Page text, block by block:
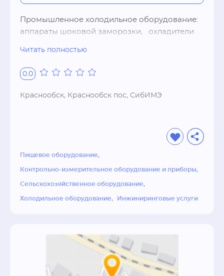
Промышленное холодильное оборудование:
аппараты шоковой заморозки,   охладители
воздухоохладители,   пластинчатые
теплообменники,   расходные материалы и т.
п. Проектирование,   производство,   продажа,
Читать полностью
0.0
Краснообск, Краснообск пос, СибИМЭ
Пищевое оборудование
Контрольно-измерительное оборудование и приборы
Сельскохозяйственное оборудование
Холодильное оборудование Инжиниринговые услуги